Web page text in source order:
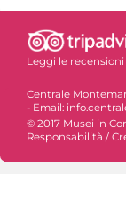
Leggi le recensioni
Centrale
- Email:
© 2017 Musei in
Responsabilità /